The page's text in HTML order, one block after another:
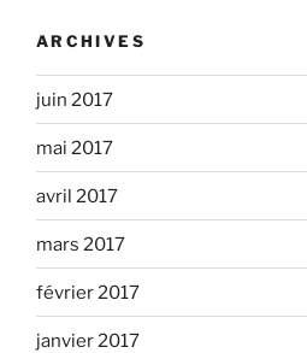
ARCHIVES
juin 2017
mai 2017
avril 2017
mars 2017
février 2017
janvier 2017